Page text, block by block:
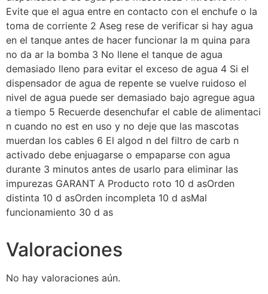
Evite que el agua entre en contacto con el enchufe o la
toma de corriente 2 Aseg rese de verificar si hay agua
en el tanque antes de hacer funcionar la m quina para
no da ar la bomba 3 No llene el tanque de agua
demasiado lleno para evitar el exceso de agua 4 Si el
dispensador de agua de repente se vuelve ruidoso el
nivel de agua puede ser demasiado bajo agregue agua
a tiempo 5 Recuerde desenchufar el cable de alimentaci
n cuando no est en uso y no deje que las mascotas
muerdan los cables 6 El algod n del filtro de carb n
activado debe enjuagarse o empaparse con agua
durante 3 minutos antes de usarlo para eliminar las
impurezas GARANT A Producto roto 10 d asOrden
distinta 10 d asOrden incompleta 10 d asMal
funcionamiento 30 d as
Valoraciones
No hay valoraciones aún.